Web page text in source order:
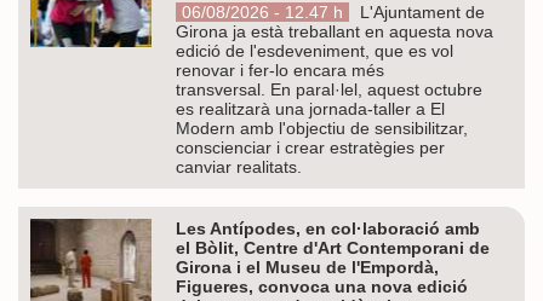
06/08/2026 - 12.47 h
L'Ajuntament de
Girona ja està treballant en aquesta nova
edició de l'esdeveniment, que es vol
renovar i fer-lo encara més
transversal. En paral·lel, aquest octubre
es realitzarà una jornada-taller a El
Modern amb l'objectiu de sensibilitzar,
conscienciar i crear estratègies per
canviar realitats.
Les Antípodes, en col·laboració amb
el Bòlit, Centre d'Art Contemporani de
Girona i el Museu de l'Empordà,
Figueres, convoca una nova edició